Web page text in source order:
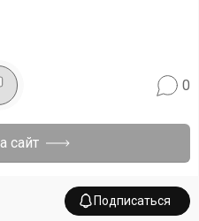
0
сайт
Подписаться